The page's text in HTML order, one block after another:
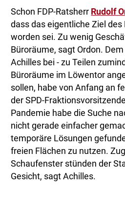
Schon FDP-Ratsherr Rudolf
dass das eigentliche Ziel
worden sei. Zu wenig
Büroräume, sagt Ordon.
Achilles bei - zu Teilen
Büroräume im Löwentor
sollen, habe von Anfang an
der SPD-
Pandemie habe die Suche
nicht gerade einfacher
temporäre Lösungen
freien Flächen zu nutzen.
Schaufenster stünden der
Gesicht, sagt Achilles.